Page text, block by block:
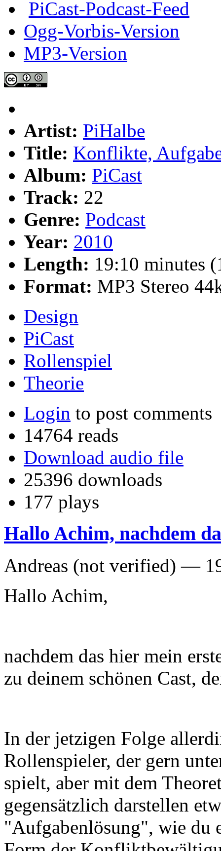
PiCast-Podcast-Feed
Ogg-Vorbis-Version
MP3-Version
Artist: PiHalbe
Title: Konflikte,
Album: PiCast
Track: 22
Genre: Podcast
Year: 2010
Length: 19:10 minutes
Format: MP3 Stereo
Design
PiCast
Rollenspiel
Theorie
Login to post comments
14764 reads
Download audio file
25396 downloads
177 plays
Hallo Achim, nachdem
Andreas (not verified) —
Hallo Achim,
nachdem das hier mein
zu deinem schönen Cast,
In der jetzigen Folge
Rollenspieler, der gern
spielt, aber mit dem
gegensätzlich darstellen
"Aufgabenlösung", wie du